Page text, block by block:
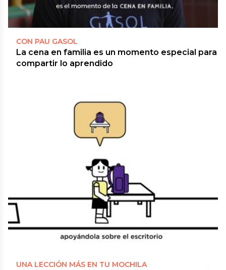
CON PAU GASOL
La cena en familia es un momento especial para
compartir lo aprendido
UNA LECCIÓN MÁS EN TU MOCHILA